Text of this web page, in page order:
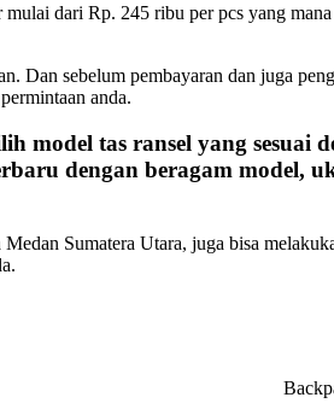
mulai dari Rp. 245 ribu per pcs yang
Dan sebelum pembayaran dan juga
anda.
model tas ransel yang sesuai
dengan beragam
Sumatera Utara, juga bisa